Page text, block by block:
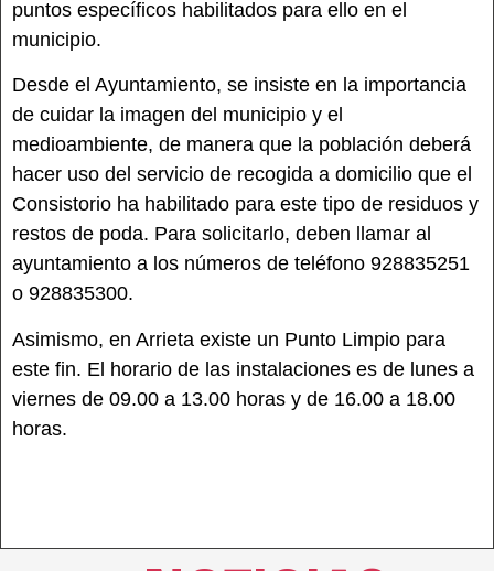
puntos específicos habilitados para ello en el
municipio.
Desde el Ayuntamiento, se insiste en la importancia
de cuidar la imagen del municipio y el
medioambiente, de manera que la población deberá
hacer uso del servicio de recogida a domicilio que el
Consistorio ha habilitado para este tipo de residuos y
restos de poda. Para solicitarlo, deben llamar al
ayuntamiento a los números de teléfono 928835251
o 928835300.
Asimismo, en Arrieta existe un Punto Limpio para
este fin. El horario de las instalaciones es de lunes a
viernes de 09.00 a 13.00 horas y de 16.00 a 18.00
horas.